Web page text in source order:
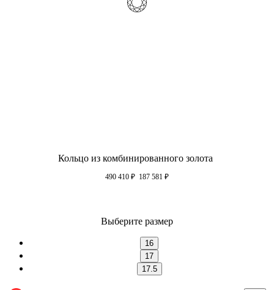
Кольцо из комбинированного золота
490 410 ₽ 187 581 ₽
Выберите размер
16
17
17.5